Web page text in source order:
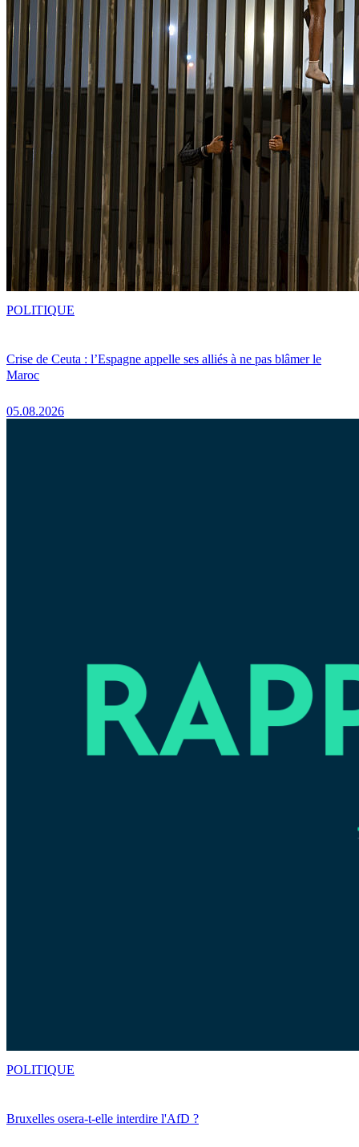
Crise de Ceuta : l’Espagne appelle ses alliés à ne pas blâmer le
Maroc
05.08.2026
POLITIQUE
Bruxelles osera-t-elle interdire l'AfD ?
POLITIQUE